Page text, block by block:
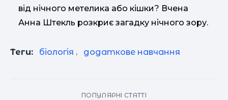
від нічного метелика або кішки? Вчена
Анна Штекль розкриє загадку нічного зору.
Теги: біологія , додаткове навчання
ПОПУЛЯРНІ СТАТТІ